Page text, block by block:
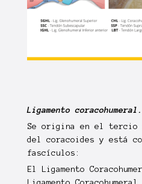
Ligamento coracohumeral.
Se origina en el tercio
del coracoides y está
fascículos :
El Ligamento